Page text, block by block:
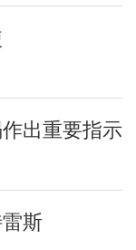
出重要指示
斯